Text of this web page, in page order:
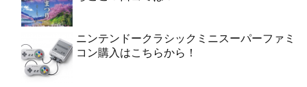
ニンテンドークラシックミニスーパーファミ
コン購入はこちらから！